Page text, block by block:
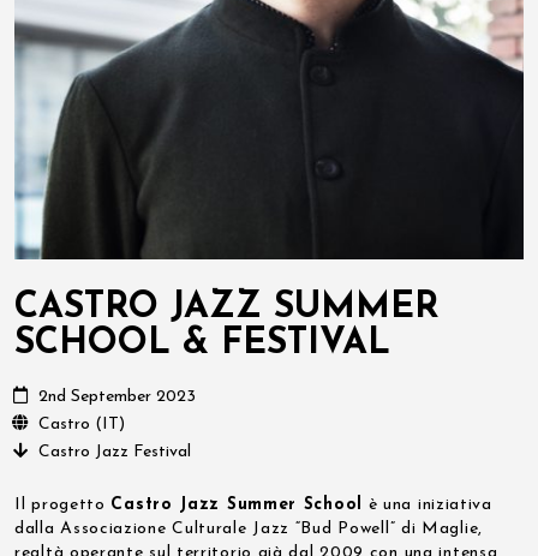
CASTRO JAZZ SUMMER
SCHOOL & FESTIVAL
2nd September 2023
Castro (IT)
Castro Jazz Festival
Il progetto Castro Jazz Summer School
è una iniziativa
dalla Associazione Culturale Jazz “Bud Powell” di Maglie,